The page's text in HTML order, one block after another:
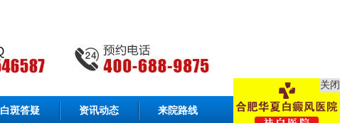
白斑答疑 资讯动态 来院路线
关闭